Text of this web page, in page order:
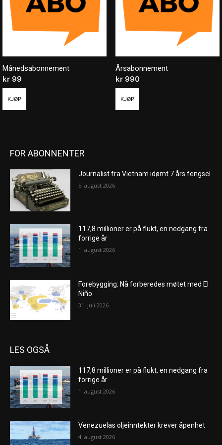
Månedsabonnement
kr 99
KJØP
Årsabonnement
kr990
KJØP
FOR ABONNENTER
Journalist fra Vietnam idømt 7 års fengsel
5. august 2026
117,8 millioner er på flukt, en nedgang fra
forrige år
1. august 2026
Forebygging: Nå forberedes møtet med El
Niño
31. juli 2026
LES OGSÅ
117,8 millioner er på flukt, en nedgang fra
forrige år
1. august 2026
Venezuelas oljeinntekter krever åpenhet
4. august 2026